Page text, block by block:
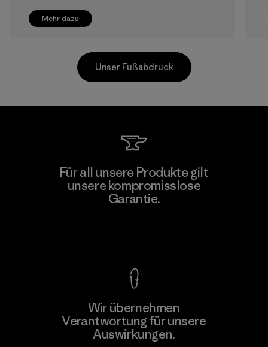
Mehr dazu
Mehr dazu
Greentech Headgear Company
Limited - Chau Duc
Unser Fußabdruck
Für all unsere Produkte gilt
unsere kompromisslose
Garantie.
Wir übernehmen
Verantwortung für unsere
Auswirkungen.